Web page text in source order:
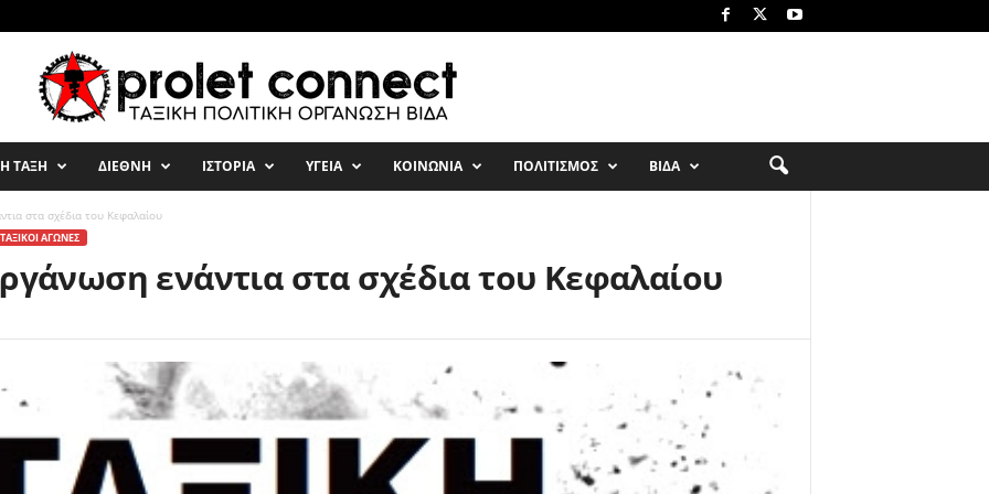
ΤΑΞΗ ΔΙΕΘΝΗ ΙΣΤΟΡΙΑ ΥΓΕΙΑ ΚΟΙΝΩΝΙΑ ΠΟΛΙΤΙΣΜΟΣ ΒΙΔΑ
στα σχέδια του Κεφαλαίου
ΤΑΞΙΚΟΙ ΑΓΩΝΕΣ
ενάντια στα σχέδια του Κεφαλαίου